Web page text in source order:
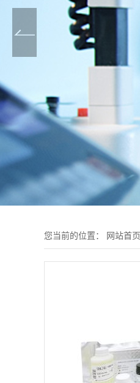
您当前的位置： 网站首页